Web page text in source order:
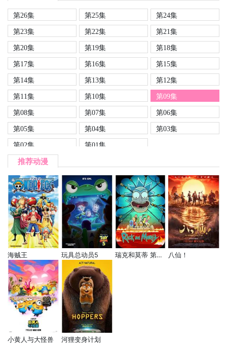
第26集 第25集
第24集
第23集
第22集
第21集
第20集
第19集
第18集
第17集
第16集
第15集
第14集
第13集
第12集
第11集
第10集
第09集
第08集
第07集
第06集
第05集
第04集
第03集
第02集
第01集
推荐动漫
海贼王 玩具总动员5 瑞克和莫蒂 第九季 八仙！
小黄人与大怪兽 河狸变身计划